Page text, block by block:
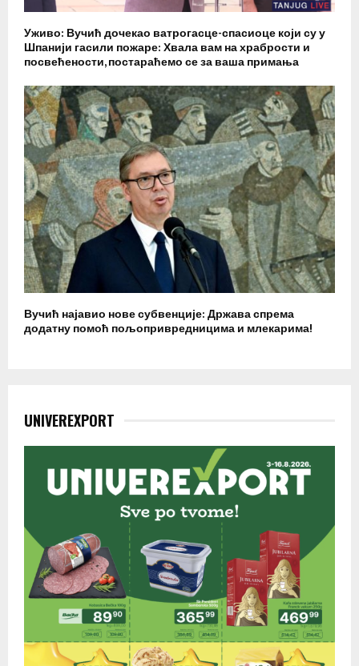
Уживо: Вучић дочекао ватрогасце-спасиоце који су у
Шпанији гасили пожаре: Хвала вам на храбрости и
посвећености, постараћемо се за ваша примања
Вучић најавио нове субвенције: Држава спрема
додатну помоћ пољопривредницима и млекарима!
UNIVEREXPORT